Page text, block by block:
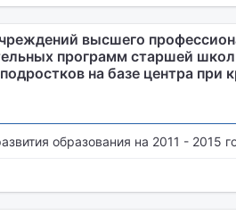
высшего
программ старшей
на базе центра при
образования на 2011 - 2015